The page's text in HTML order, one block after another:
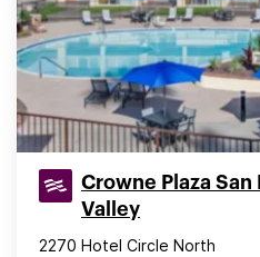
Crowne Plaza San
Valley
2270 Hotel Circle North